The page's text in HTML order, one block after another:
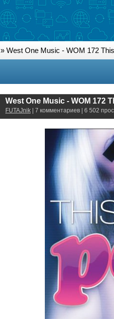
» West One Music - WOM 172
West One Music - WOM 172
FUTAJnik | 7 комментариев | 6 502